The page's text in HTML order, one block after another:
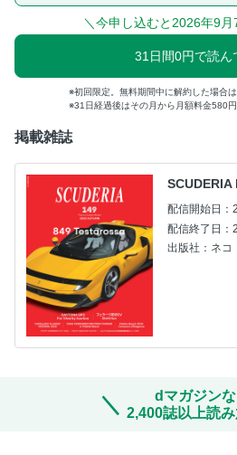
＼今申し込むと2026年9
31日間0円で読ん
初回限定。無料期間中に解約した場合
31日経過後はその月から月額料金580円
掲載雑誌
SCUDERIA
配信開始日：
配信終了日：
出版社：ネコ
dマガジンな
2,400誌以上読み